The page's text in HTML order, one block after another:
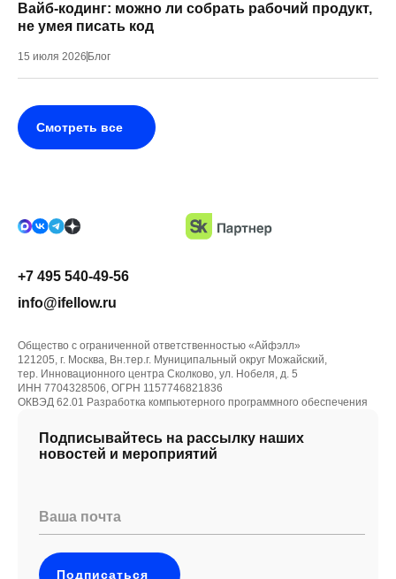
Вайб-кодинг: можно ли собрать рабочий продукт,
не умея писать код
15 июля 2026 Блог
Смотреть все
Подписывайтесь на рассылку наших
новостей и мероприятий
Ваша почта
Подписаться
+7 495 540-49-56
info@ifellow.ru
Общество с ограниченной ответственностью «Айфэлл»
121205, г. Москва, Вн.тер.г. Муниципальный округ Можайский,
тер. Инновационного центра Сколково, ул. Нобеля, д. 5
ИНН 7704328506, ОГРН 1157746821836
ОКВЭД 62.01 Разработка компьютерного программного обеспечения